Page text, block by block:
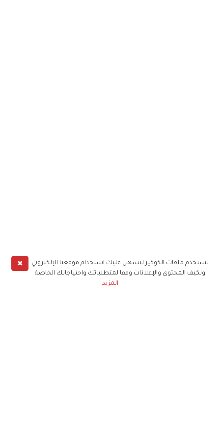
✖
نستخدم ملفات الكوكيز لنسهل عليك استخدام موقعنا الإلكتروني
ونكيف المحتوى والإعلانات وفقا لمتطلباتك واحتياجاتك الخاصة
المزيد